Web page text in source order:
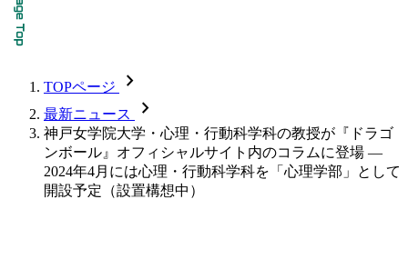
TOPページ chevron_forward
最新ニュース chevron_forward
神戸女学院大学・心理・行動科学科の教授が『ドラゴ
ンボール』オフィシャルサイト内のコラムに登場 —
2024年4月には心理・行動科学科を「心理学部」として
開設予定（設置構想中）